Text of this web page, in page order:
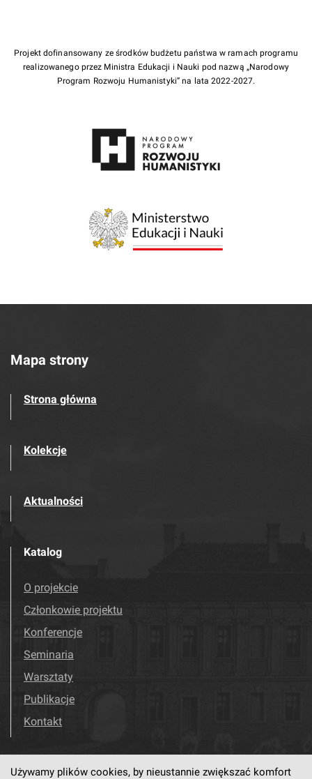
Projekt dofinansowany ze środków budżetu państwa w ramach programu
realizowanego przez Ministra Edukacji i Nauki pod nazwą „Narodowy
Program Rozwoju Humanistyki” na lata 2022-2027.
Mapa strony
Strona główna
Kolekcje
Aktualności
Katalog
O projekcie
Członkowie projektu
Konferencje
Seminaria
Warsztaty
Publikacje
Kontakt
Używamy plików cookies, by nieustannie zwiększać komfort